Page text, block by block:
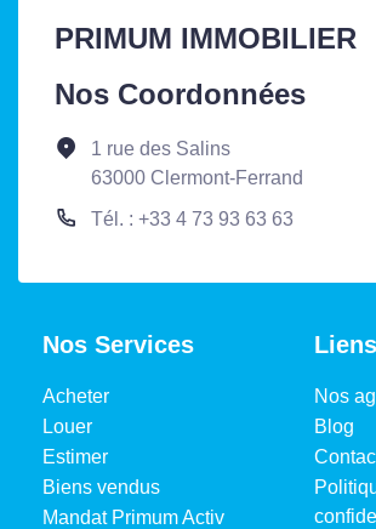
PRIMUM IMMOBILIER
Nos Coordonnées
1 rue des Salins
63000 Clermont-Ferrand
Tél. : +33 4 73 93 63 63
Nos Services
Acheter
Louer
Estimer
Biens vendus
Mandat Primum Activ
Nos
Blog